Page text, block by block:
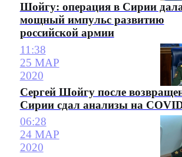
Шойгу: операция в Сирии
мощный импульс развитию
российской армии
11:38
25 МАР
2020
Сергей Шойгу после
Сирии сдал анализы на
06:28
24 МАР
2020